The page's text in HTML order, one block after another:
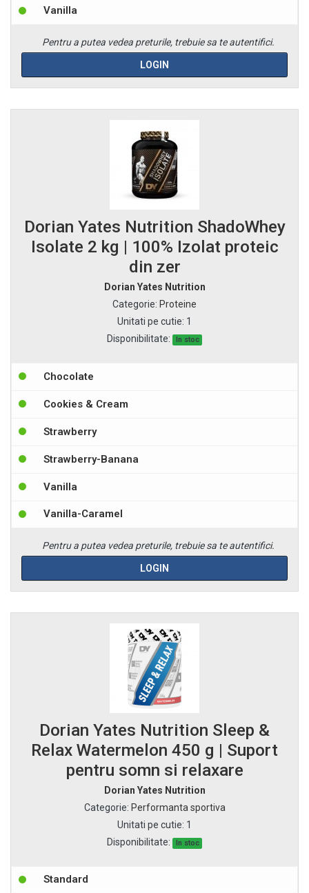
Vanilla
Pentru a putea vedea preturile, trebuie sa te autentifici.
LOGIN
Dorian Yates Nutrition ShadoWhey
Isolate 2 kg | 100% Izolat proteic
din zer
Dorian Yates Nutrition
Categorie: Proteine
Unitati pe cutie: 1
Disponibilitate:
In stoc
Chocolate
Cookies & Cream
Strawberry
Strawberry-Banana
Vanilla
Vanilla-Caramel
Pentru a putea vedea preturile, trebuie sa te autentifici.
LOGIN
Dorian Yates Nutrition Sleep &
Relax Watermelon 450 g | Suport
pentru somn si relaxare
Dorian Yates Nutrition
Categorie: Performanta sportiva
Unitati pe cutie: 1
Disponibilitate:
In stoc
Standard